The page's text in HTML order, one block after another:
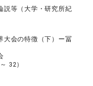
説等（大学・研究所紀
大会の特徴（下）ー冨
32）